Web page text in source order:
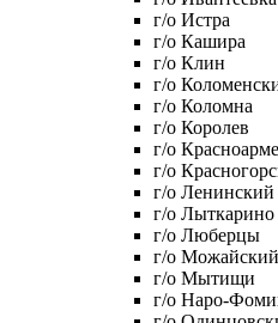
г/о Истра
г/о Кашира
г/о Клин
г/о
г/о Коломна
г/о Королев
г/о
г/о
г/о Ленинский
г/о Лыткарино
г/о Люберцы
г/о Можайский
г/о Мытищи
г/о Наро-